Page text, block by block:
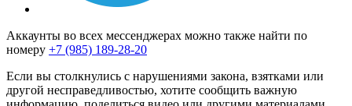
Аккаунты во всех мессенджерах можно также найти по
номеру +7 (985) 189-28-20
Если вы столкнулись с нарушениями закона, взятками или
другой несправедливостью, хотите сообщить важную